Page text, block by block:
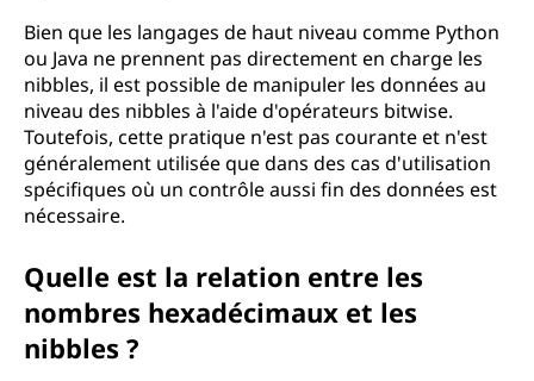
Bien que les langages de haut niveau comme Python
ou Java ne prennent pas directement en charge les
nibbles, il est possible de manipuler les données au
niveau des nibbles à l'aide d'opérateurs bitwise.
Toutefois, cette pratique n'est pas courante et n'est
généralement utilisée que dans des cas d'utilisation
spécifiques où un contrôle aussi fin des données est
nécessaire.
Quelle est la relation entre les
nombres hexadécimaux et les
nibbles ?